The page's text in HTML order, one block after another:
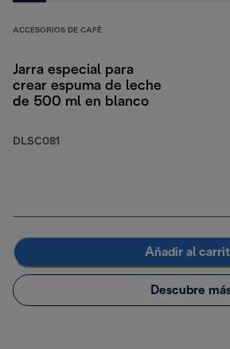
ACCESORIOS DE CAFÉ
Jarra especial para
crear espuma de leche
de 500 ml en blanco
DLSC081
Añadir al
Descubre